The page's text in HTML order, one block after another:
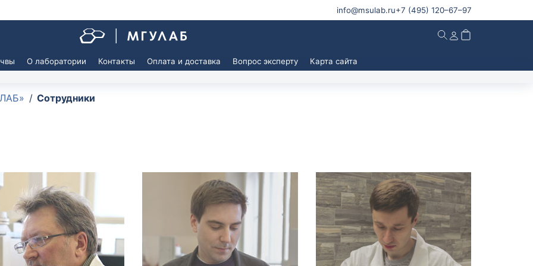
info@msulab.ru+7 (495) 120–67–97
О лаборатории Контакты Оплата и доставка Вопрос эксперту Карта сайта
из бассейна
сточных вод
ливневых систем
вод
питательных сред,
матов, воды для
Агрохимический анализ почвы по
зарубежным методикам
(рекомендации FAO)
Анализ почвы на азотное питание
Анализ почвы на засоление
База знаний
Новости
Условия работы и сотрудничества
Подтверждающие документы
Доставка
Сотрудники